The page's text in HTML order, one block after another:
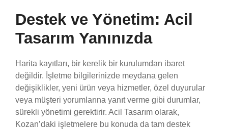
Destek ve Yönetim: Acil
Tasarım Yanınızda
Harita kayıtları, bir kerelik bir kurulumdan ibaret
değildir. İşletme bilgilerinizde meydana gelen
değişiklikler, yeni ürün veya hizmetler, özel duyurular
veya müşteri yorumlarına yanıt verme gibi durumlar,
sürekli yönetimi gerektirir. Acil Tasarım olarak,
Kozan’daki işletmelere bu konuda da tam destek